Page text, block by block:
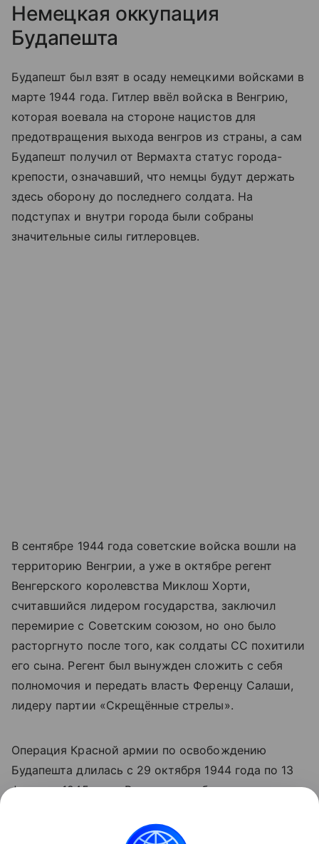
Немецкая оккупация
Будапешта
Будапешт был взят в осаду немецкими войсками в
марте 1944 года. Гитлер ввёл войска в Венгрию,
которая воевала на стороне нацистов для
предотвращения выхода венгров из страны, а сам
Будапешт получил от Вермахта статус города-
крепости, означавший, что немцы будут держать
здесь оборону до последнего солдата. На
подступах и внутри города были собраны
значительные силы гитлеровцев.
В сентябре 1944 года советские войска вошли на
территорию Венгрии, а уже в октябре регент
Венгерского королевства Миклош Хорти,
считавшийся лидером государства, заключил
перемирие с Советским союзом, но оно было
расторгнуто после того, как солдаты СС похитили
его сына. Регент был вынужден сложить с себя
полномочия и передать власть Ференцу Салаши,
лидеру партии «Скрещённые стрелы».
Операция Красной армии по освобождению
Будапешта длилась с 29 октября 1944 года по 13
февраля 1945 года. В результате была уничтожена